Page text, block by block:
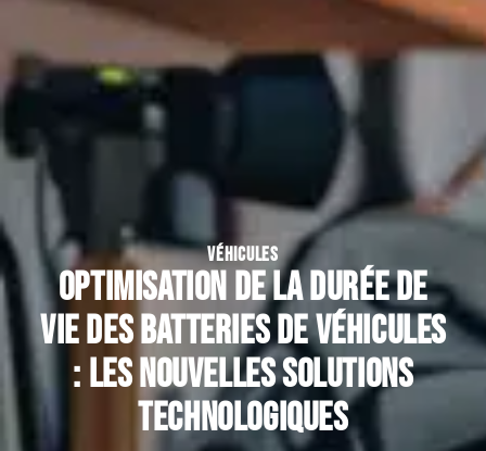
VÉHICULES
Optimisation de la durée de
vie des batteries de véhicules
: les nouvelles solutions
technologiques